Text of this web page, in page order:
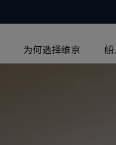
为何选择维京 船